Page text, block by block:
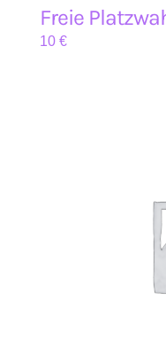
Freie
10 €